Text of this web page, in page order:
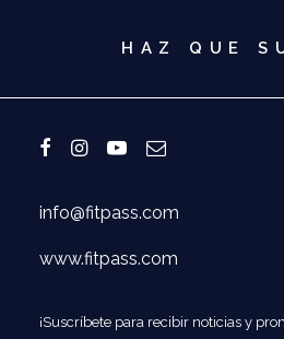
HAZ QUE
info@fitpass.com
www.fitpass.com
¡Suscríbete para recibir noticias y